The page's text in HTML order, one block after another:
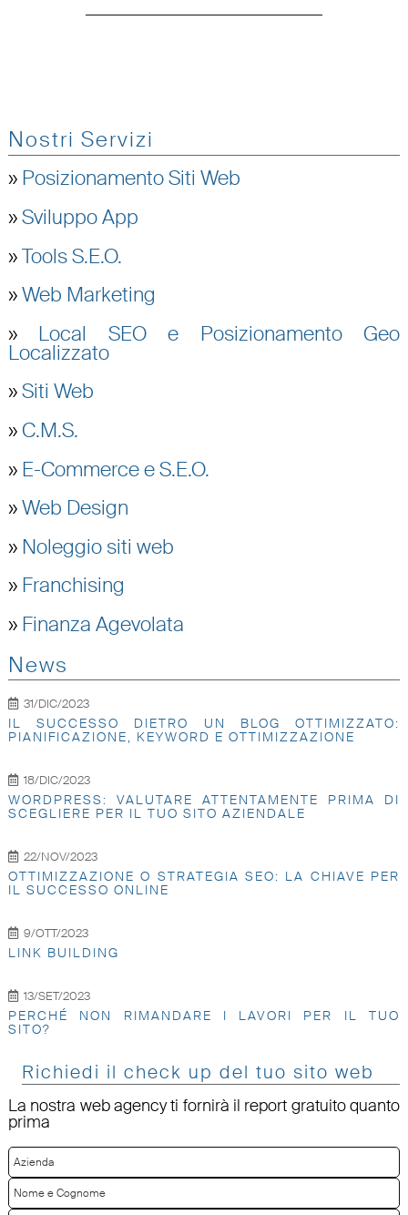
Nostri Servizi
» Posizionamento Siti Web
»Sviluppo App
»Tools S.E.O.
»Web Marketing
» Local SEO e Posizionamento Geo
Localizzato
»Siti Web
» C.M.S.
» E-Commerce e S.E.O.
»Web Design
» Noleggio siti web
» Franchising
» Finanza Agevolata
News
31/DIC/2023
IL SUCCESSO DIETRO UN BLOG OTTIMIZZATO:
PIANIFICAZIONE, KEYWORD E OTTIMIZZAZIONE
18/DIC/2023
WORDPRESS: VALUTARE ATTENTAMENTE PRIMA DI
SCEGLIERE PER IL TUO SITO AZIENDALE
22/NOV/2023
OTTIMIZZAZIONE O STRATEGIA SEO: LA CHIAVE PER
IL SUCCESSO ONLINE
9/OTT/2023
LINK BUILDING
13/SET/2023
PERCHÉ NON RIMANDARE I LAVORI PER IL TUO
SITO?
Richiedi il check up del tuo sito web
La nostra web agency ti fornirà il report gratuito quanto
prima